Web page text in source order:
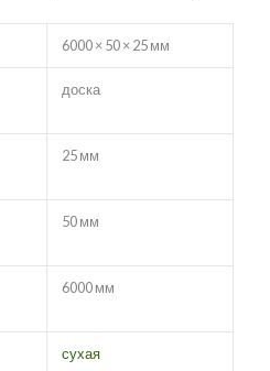
6000 × 50 × 25 мм
доска
25 мм
50 мм
6000 мм
сухая